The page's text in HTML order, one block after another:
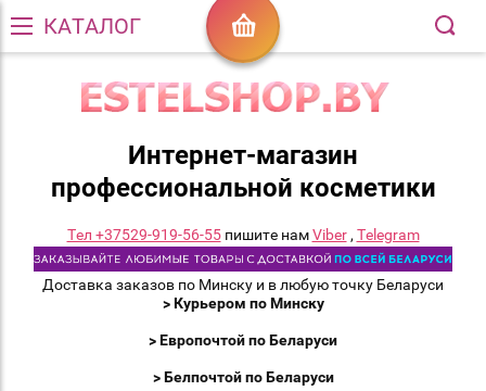
КАТАЛОГ
Интернет-магазин
профессиональной косметики
Тел +37529-919-56-55пишите намViber, Telegram
Доставка заказов по Минску и в любую точку Беларуси
> Курьером по Минску
> Европочтой по Беларуси
> Белпочтой по Беларуси